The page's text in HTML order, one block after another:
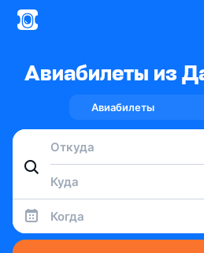
Авиабилеты из
Авиабилеты
Когда